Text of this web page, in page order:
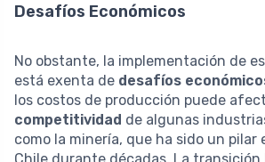
Desafíos Económicos
No obstante, la implementación de
está exenta de desafíos
los costos de producción puede
competitividad de algunas
como la minería, que ha sido un pilar